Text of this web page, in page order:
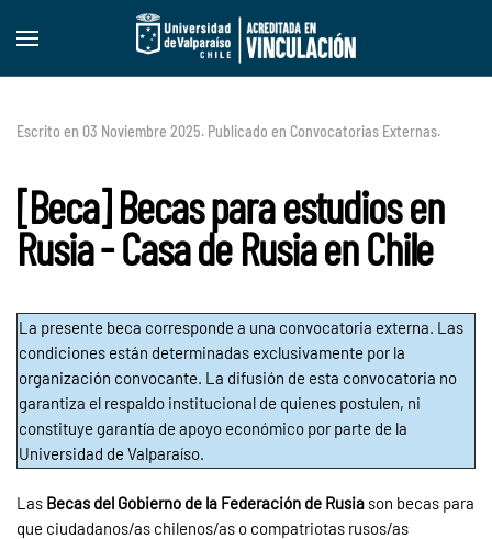
Skip to main content
Escrito en 03 Noviembre 2025. Publicado en Convocatorias Externas.
[Beca] Becas para estudios en
Rusia - Casa de Rusia en Chile
La presente beca corresponde a una convocatoria externa. Las
condiciones están determinadas exclusivamente por la
organización convocante. La difusión de esta convocatoria no
garantiza el respaldo institucional de quienes postulen, ni
constituye garantía de apoyo económico por parte de la
Universidad de Valparaíso.
Las Becas del Gobierno de la Federación de Rusia son becas para
que ciudadanos/as chilenos/as o compatriotas rusos/as